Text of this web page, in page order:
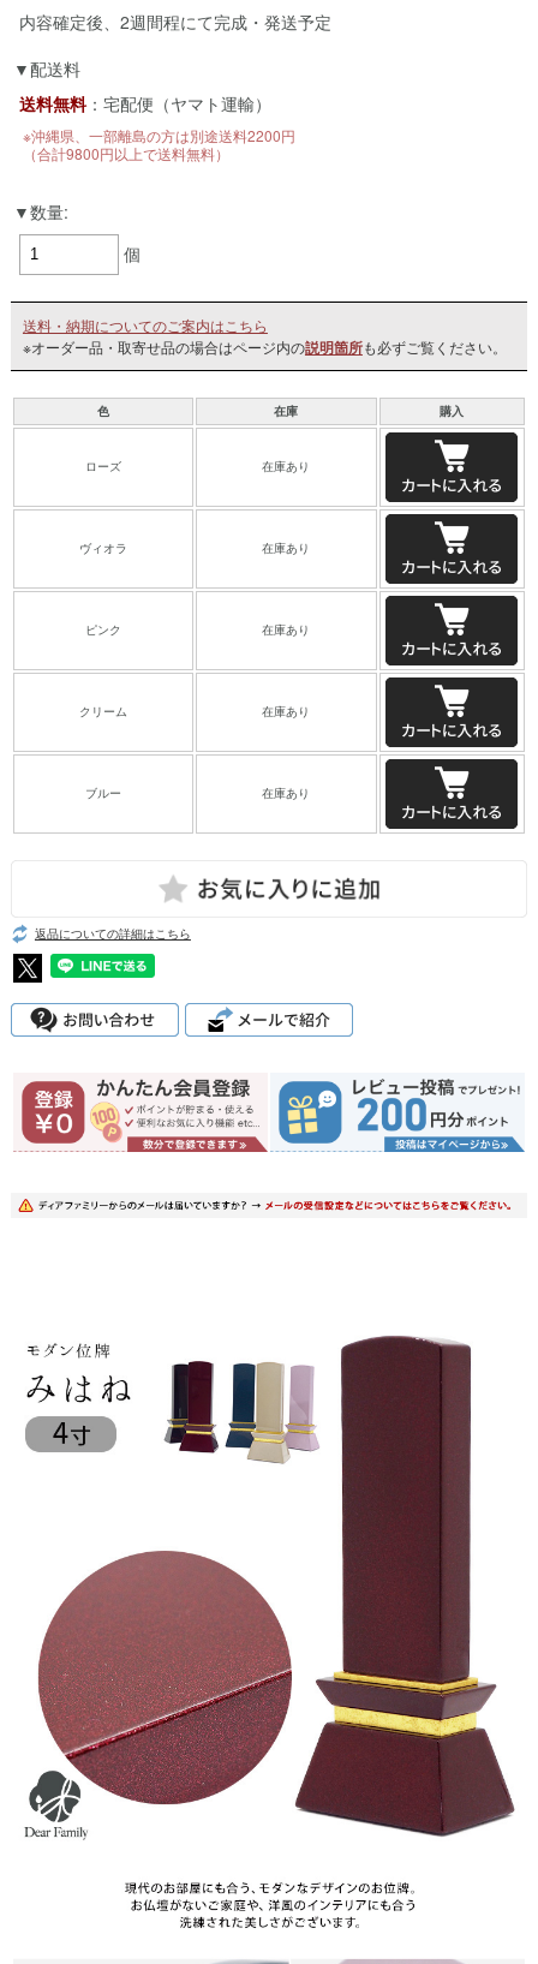
内容確定後、2週間程にて完成・発送予定
配送料
送料無料：宅配便（ヤマト運輸）
※沖縄県、一部離島の方は別途送料2200円
（合計9800円以上で送料無料）
数量:
個
送料・納期についてのご案内はこちら
※オーダー品・取寄せ品の場合はページ内の説明箇所も必ずご覧ください。
色 在庫 購入
ローズ 在庫あり
ヴィオラ 在庫あり
ピンク 在庫あり
クリーム 在庫あり
ブルー 在庫あり
返品についての詳細はこちら